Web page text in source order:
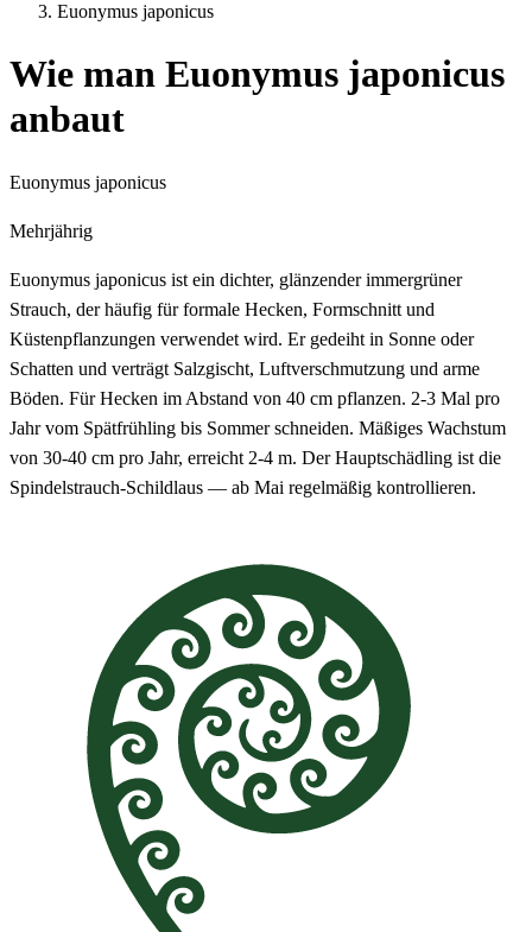
Euonymus japonicus
Wie man Euonymus japonicus
anbaut
Euonymus japonicus
Mehrjährig
Euonymus japonicus ist ein dichter, glänzender immergrüner
Strauch, der häufig für formale Hecken, Formschnitt und
Küstenpflanzungen verwendet wird. Er gedeiht in Sonne oder
Schatten und verträgt Salzgischt, Luftverschmutzung und arme
Böden. Für Hecken im Abstand von 40 cm pflanzen. 2-3 Mal pro
Jahr vom Spätfrühling bis Sommer schneiden. Mäßiges Wachstum
von 30-40 cm pro Jahr, erreicht 2-4 m. Der Hauptschädling ist die
Spindelstrauch-Schildlaus — ab Mai regelmäßig kontrollieren.